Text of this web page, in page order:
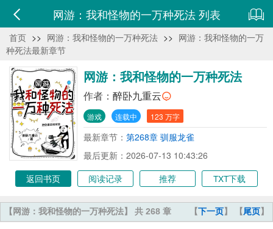
网游：我和怪物的一万种死法 列表
首页 >> 网游：我和怪物的一万种死法 >> 网游：我和怪物的一万
种死法最新章节
网游：我和怪物的一万种死法
作者： 醉卧九重云
游戏 连载中 123 万字
最新章节： 第268章 驯服龙雀
最后更新：2026-07-13 10:43:26
返回书页
阅读记录 推荐 TXT下载
【下一页】 【尾页】
【网游：我和怪物的一万种死法】 共 268 章